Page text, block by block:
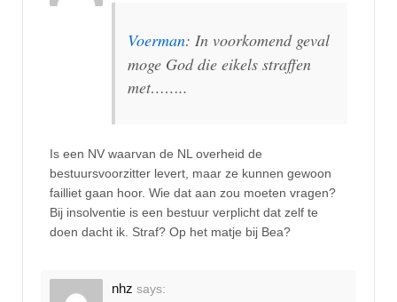
Voerman: In voorkomend geval
moge God die eikels straffen
met……..
Is een NV waarvan de NL overheid de
bestuursvoorzitter levert, maar ze kunnen gewoon
failliet gaan hoor. Wie dat aan zou moeten vragen?
Bij insolventie is een bestuur verplicht dat zelf te
doen dacht ik. Straf? Op het matje bij Bea?
nhz says: